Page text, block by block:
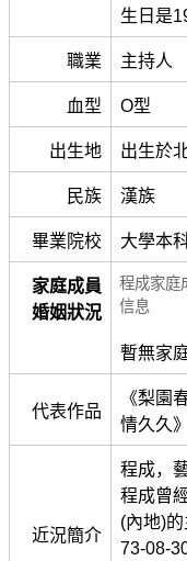
生日是
職業 主持人
血型 O型
出生地 出生於
民族 漢族
畢業院校 大學本
家庭成員
婚姻狀況
程成家庭
信息
暫無家
代表作品
《梨園
情久久》
近況簡介
程成，
程成曾
(內地)
73-08-